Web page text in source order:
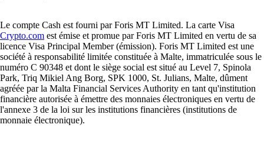
Le compte Cash est fourni par Foris MT Limited. La carte Visa
Crypto.com est émise et promue par Foris MT Limited en vertu de sa
licence Visa Principal Member (émission). Foris MT Limited est une
société à responsabilité limitée constituée à Malte, immatriculée sous le
numéro C 90348 et dont le siège social est situé au Level 7, Spinola
Park, Triq Mikiel Ang Borg, SPK 1000, St. Julians, Malte, dûment
agréée par la Malta Financial Services Authority en tant qu'institution
financière autorisée à émettre des monnaies électroniques en vertu de
l'annexe 3 de la loi sur les institutions financières (institutions de
monnaie électronique).